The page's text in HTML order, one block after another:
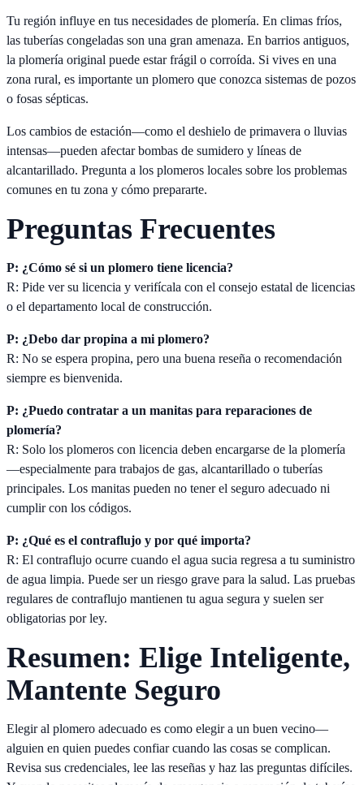
Tu región influye en tus necesidades de plomería. En climas fríos,
las tuberías congeladas son una gran amenaza. En barrios antiguos,
la plomería original puede estar frágil o corroída. Si vives en una
zona rural, es importante un plomero que conozca sistemas de pozos
o fosas sépticas.
Los cambios de estación—como el deshielo de primavera o lluvias
intensas—pueden afectar bombas de sumidero y líneas de
alcantarillado. Pregunta a los plomeros locales sobre los problemas
comunes en tu zona y cómo prepararte.
Preguntas Frecuentes
P: ¿Cómo sé si un plomero tiene licencia?
R: Pide ver su licencia y verifícala con el consejo estatal de licencias
o el departamento local de construcción.
P: ¿Debo dar propina a mi plomero?
R: No se espera propina, pero una buena reseña o recomendación
siempre es bienvenida.
P: ¿Puedo contratar a un manitas para reparaciones de
plomería?
R: Solo los plomeros con licencia deben encargarse de la plomería
—especialmente para trabajos de gas, alcantarillado o tuberías
principales. Los manitas pueden no tener el seguro adecuado ni
cumplir con los códigos.
P: ¿Qué es el contraflujo y por qué importa?
R: El contraflujo ocurre cuando el agua sucia regresa a tu suministro
de agua limpia. Puede ser un riesgo grave para la salud. Las pruebas
regulares de contraflujo mantienen tu agua segura y suelen ser
obligatorias por ley.
Resumen: Elige Inteligente,
Mantente Seguro
Elegir al plomero adecuado es como elegir a un buen vecino—
alguien en quien puedes confiar cuando las cosas se complican.
Revisa sus credenciales, lee las reseñas y haz las preguntas difíciles.